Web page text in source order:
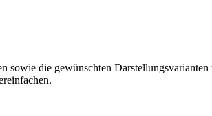
die gewünschten